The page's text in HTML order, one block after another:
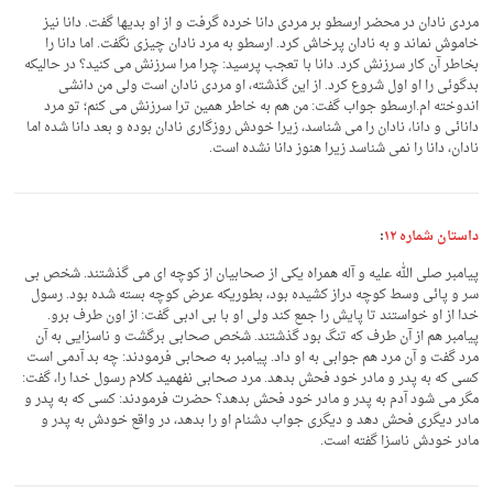
مردی نادان در محضر ارسطو بر مردی دانا خرده گرفت و از او بدیها گفت. دانا نیز
خاموش نماند و به نادان پرخاش کرد. ارسطو به مرد نادان چیزی نگفت. اما دانا را
بخاطر آن کار سرزنش کرد. دانا با تعجب پرسید: چرا مرا سرزنش می کنید؟ در حالیکه
بدگوئی را او اول شروع کرد. از این گذشته، او مردی نادان است ولی من دانشی
اندوخته ام.ارسطو جواب گفت: من هم به خاطر همین ترا سرزنش می کنم؛ تو مرد
دانائی و دانا، نادان را می شناسد، زیرا خودش روزگاری نادان بوده و بعد دانا شده اما
نادان، دانا را نمی شناسد زیرا هنوز دانا نشده است.
داستان شماره ۱۲ :
پیامبر صلی الله علیه و آله همراه یکی از صحابیان از کوچه ای می گذشتند. شخص بی
سر و پائی وسط کوچه دراز کشیده بود، بطوریکه عرض کوچه بسته شده بود. رسول
خدا از او خواستند تا پایش را جمع کند ولی او با بی ادبی گفت: از اون طرف برو.
پیامبر هم از آن طرف که تنگ بود گذشتند. شخص صحابی برگشت و ناسزایی به آن
مرد گفت و آن مرد هم جوابی به او داد. پیامبر به صحابی فرمودند: چه بد آدمی است
کسی که به پدر و مادر خود فحش بدهد. مرد صحابی نفهمید کلام رسول خدا را، گفت:
مگر می شود آدم به پدر و مادر خود فحش بدهد؟ حضرت فرمودند: کسی که به پدر و
مادر دیگری فحش دهد و دیگری جواب دشنام او را بدهد، در واقع خودش به پدر و
مادر خودش ناسزا گفته است.